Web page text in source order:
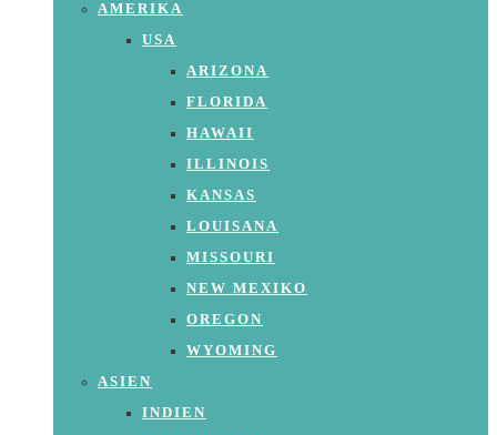
AMERIKA
USA
ARIZONA
FLORIDA
HAWAII
ILLINOIS
KANSAS
LOUISANA
MISSOURI
NEW MEXIKO
OREGON
WYOMING
ASIEN
INDIEN